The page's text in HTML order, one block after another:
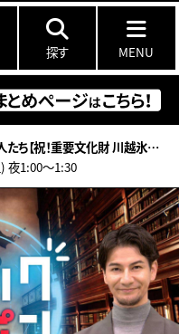
探す MENU
新美の巨人たち【祝！重要文化財 川越氷川神社本殿 超絶技巧の彫刻の謎】
夜1:00〜1:30